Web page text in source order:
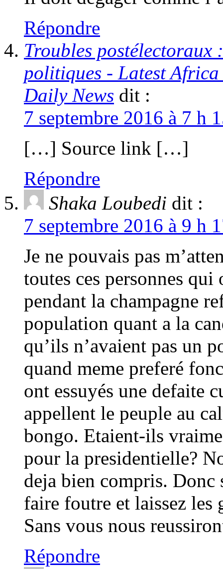
Répondre
Troubles postélectoraux
politiques - Latest
Daily News dit :
7 septembre 2016 à 7 h
[…] Source link […]
Répondre
Shaka Loubedi dit :
7 septembre 2016 à 9 h
Je ne pouvais pas
toutes ces personnes
pendant la champagne
population quant a la
qu’ils n’avaient pas un
quand meme preferé
ont essuyés une defaite
appellent le peuple au
bongo. Etaient-ils
pour la presidentielle?
deja bien compris. Donc
faire foutre et laissez les
Sans vous nous
Répondre